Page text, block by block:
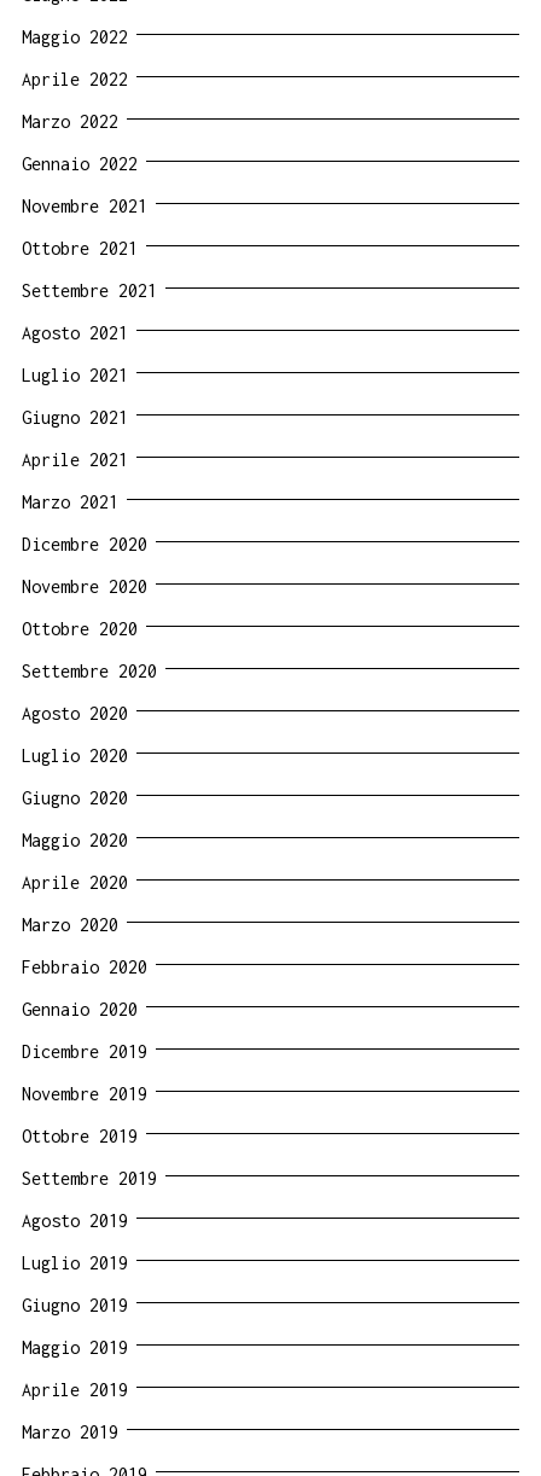
Maggio 2022
Aprile 2022
Marzo 2022
Gennaio 2022
Novembre 2021
Ottobre 2021
Settembre 2021
Agosto 2021
Luglio 2021
Giugno 2021
Aprile 2021
Marzo 2021
Dicembre 2020
Novembre 2020
Ottobre 2020
Settembre 2020
Agosto 2020
Luglio 2020
Giugno 2020
Maggio 2020
Aprile 2020
Marzo 2020
Febbraio 2020
Gennaio 2020
Dicembre 2019
Novembre 2019
Ottobre 2019
Settembre 2019
Agosto 2019
Luglio 2019
Giugno 2019
Maggio 2019
Aprile 2019
Marzo 2019